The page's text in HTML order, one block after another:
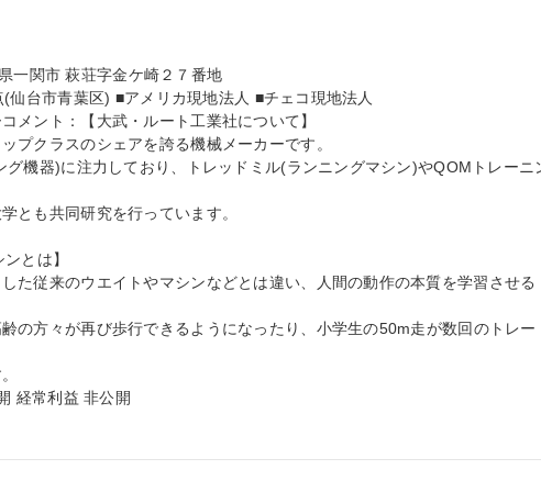
一関市 萩荘字金ケ崎２７番地
仙台市青葉区) ■アメリカ現地法人 ■チェコ現地法人
メント：【大武・ルート工業社について】
プクラスのシェアを誇る機械メーカーです。
グ機器)に注力しており、トレッドミル(ランニングマシン)やQOMトレーニ
とも共同研究を行っています。
とは】
た従来のウエイトやマシンなどとは違い、人間の動作の本質を学習させる
の方々が再び歩行できるようになったり、小学生の50m走が数回のトレー
経常利益 非公開